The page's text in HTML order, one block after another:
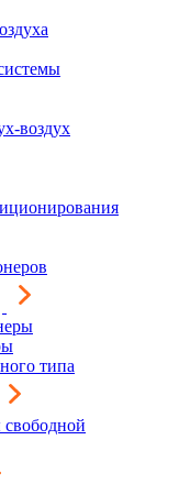
воздух
типа